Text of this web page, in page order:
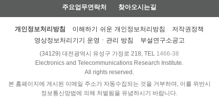
주요업무연락처 찾아오시는길
개인정보처리방침 이해하기 쉬운 개인정보처리방침
저작권정책
영상정보처리기기 운영ㆍ관리 방침
부설연구소공고
(34129) 대전광역시 유성구 가정로 218, TEL 1466-38
Electronics and Telecommunications Research Institute.
All rights reserved.
본 홈페이지에 게시된 이메일 주소가 자동수집되는 것을 거부하며, 이를 위반시
정보통신망법에 의해 처벌됨을 유념하시기 바랍니다.